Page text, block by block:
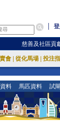
慈善及社區貢
會 從化馬場 投注
料 馬匹資料 試